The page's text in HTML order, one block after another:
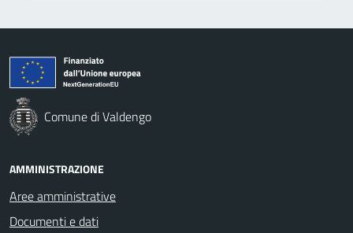
Comune di Valdengo
AMMINISTRAZIONE
Aree amministrative
Documenti e dati